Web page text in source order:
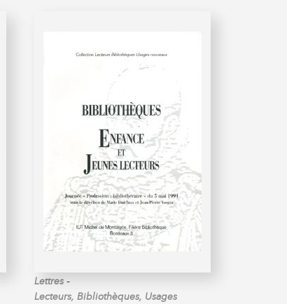
Lettres -
Lecteurs, Bibliothèques, Usages